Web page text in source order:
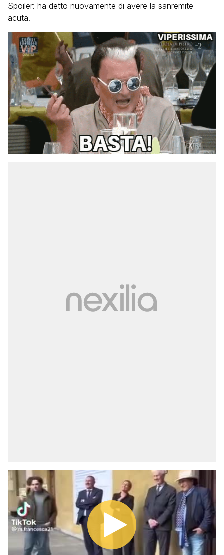
Spoiler: ha detto nuovamente di avere la sanremite
acuta.